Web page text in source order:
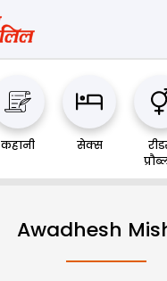
कहानी सेक्स
Awadhesh